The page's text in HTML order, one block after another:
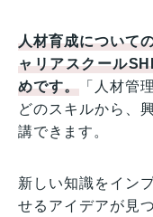
人材育成について
ャリアスクール
めです。 「人材管
どのスキルから、
講できます。
新しい知識をイン
せるアイデアが見